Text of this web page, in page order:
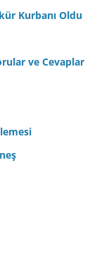
Kurbanı Oldu
ve Cevaplar